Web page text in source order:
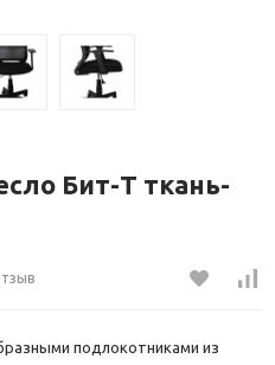
Бит-T ткань-
подлокотниками из